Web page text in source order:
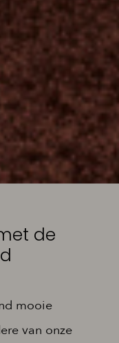
de
mooie
van onze